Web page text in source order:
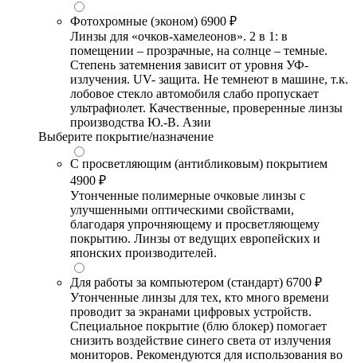
Фотохромные (эконом) 6900 ₽
Линзы для «очков-хамелеонов». 2 в 1: в
помещении – прозрачные, на солнце – темные.
Степень затемнения зависит от уровня УФ-
излучения. UV- защита. Не темнеют в машине, т.к.
лобовое стекло автомобиля слабо пропускает
ультрафиолет. Качественные, проверенные линзы
производства Ю.-В. Азии
Выберите покрытие/назначение
С просветляющим (антибликовым) покрытием
4900 ₽
Утонченные полимерные очковые линзы с
улучшенными оптическими свойствами,
благодаря упрочняющему и просветляющему
покрытию. Линзы от ведущих европейских и
японских производителей.
Для работы за компьютером (стандарт) 6700 ₽
Утонченные линзы для тех, кто много времени
проводит за экранами цифровых устройств.
Специальное покрытие (блю блокер) помогает
снизить воздействие синего света от излучения
мониторов. Рекомендуются для использования во